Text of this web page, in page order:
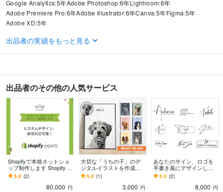
Google Analytics:5年Adobe Photoshop:6年Lightroom:6年
Adobe Premiere Pro:6年Adobe Illustrator:6年Canva:5年Figma:5年
Adobe XD:5年
得意分野
英語 ビジネスレベル
出品者の実績をもっと見る
出品者のその他の人気サービス
Shopifyで本格ネットショ
ップ制作します Shopify セ
レクトパートナーが対応!
越境、機能追加も可
5.0 (2)
80,000 円
大切な「うちの子」のデ
ジタルイラストを作成し
ます 最短2日での納品！1
0名限定価格
5.0 (1)
3,000 円
あなたのサイン、ロゴを
手書き風にデザインしま
す 名刺やロゴに入れる文
字などを手書き風で作成
5.0 (2)
8,000 円